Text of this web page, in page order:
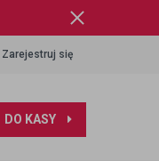
Zarejestruj się
DO KASY